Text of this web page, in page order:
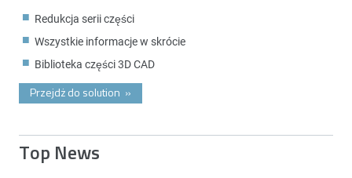
Redukcja serii części
Wszystkie informacje w skrócie
Biblioteka części 3D CAD
Przejdż do solution »
Top News